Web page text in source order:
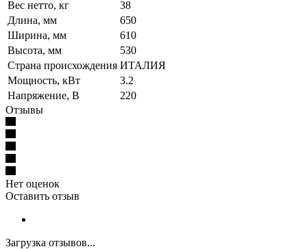
Вес нетто, кг
38
Длина, мм
650
Ширина, мм
610
Высота, мм
530
Страна происхождения ИТАЛИЯ
Мощность, кВт
3.2
Напряжение, В
220
Отзывы
Нет оценок
Оставить отзыв
Загрузка отзывов...